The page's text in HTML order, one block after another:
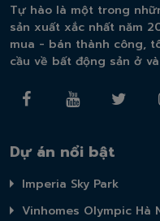
Tự hào là một trong
sản xuất xắc nhất năm
mua - bán thành công,
cầu về bất động sản ở
Dự án nổi bật
Imperia Sky Park
Vinhomes Olympic Hà